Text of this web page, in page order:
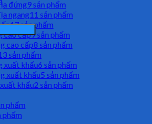
đứng9 sản phẩm
ngang11 sản phẩm
17 sản phẩm
cao cấp9 sản phẩm
cao cấp8 sản phẩm
sản phẩm
xuất khẩu6 sản phẩm
xuất khẩu5 sản phẩm
khẩu2 sản phẩm
phẩm
phẩm